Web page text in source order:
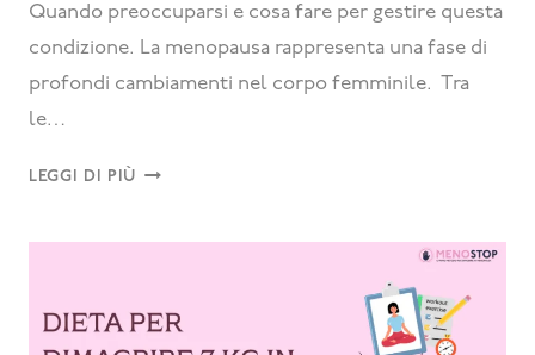
Quando preoccuparsi e cosa fare per gestire questa
condizione. La menopausa rappresenta una fase di
profondi cambiamenti nel corpo femminile. Tra
le…
LEGGI DI PIÙ